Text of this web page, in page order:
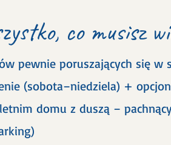
co musisz
pewnie poruszających się w
(sobota–niedziela) +
domu z duszą –